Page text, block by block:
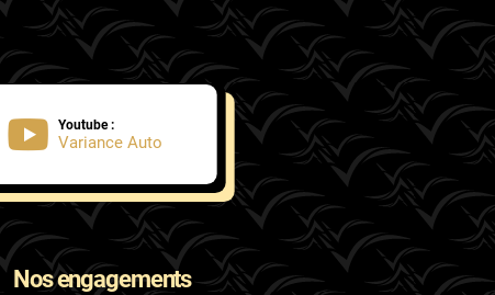
Youtube :
Variance Auto
Nos engagements